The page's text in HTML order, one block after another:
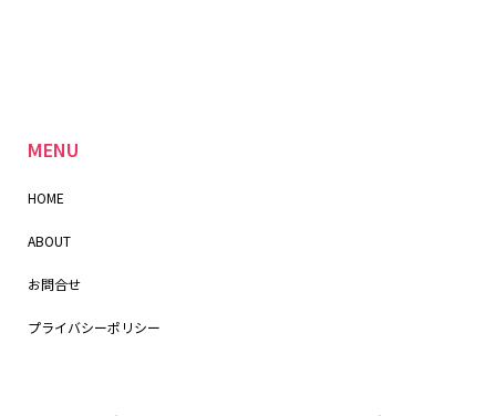
MENU
HOME
ABOUT
お問合せ
プライバシーポリシー